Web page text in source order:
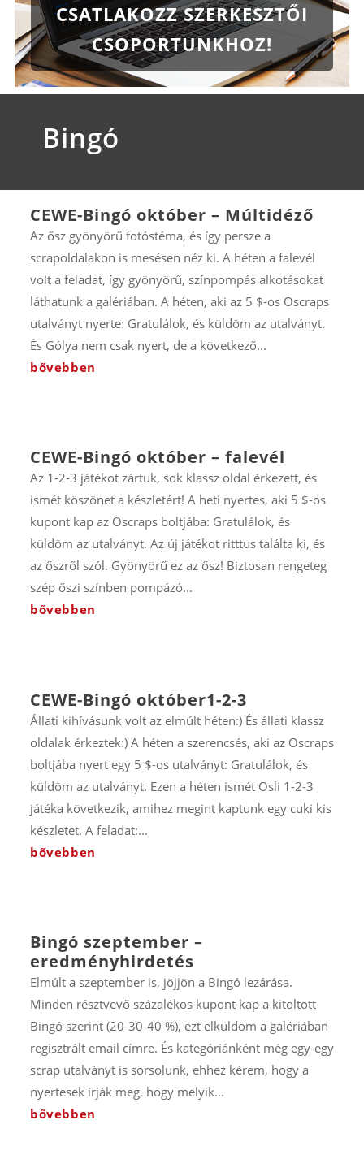
CSATLAKOZZ SZERKESZTŐI
CSOPORTUNKHOZ!
Bingó
CEWE-Bingó október – Múltidéző
Az ősz gyönyörű fotóstéma, és így persze a
scrapoldalakon is mesésen néz ki. A héten a falevél
volt a feladat, így gyönyörű, színpompás alkotásokat
láthatunk a galériában. A héten, aki az 5 $-os Oscraps
utalványt nyerte: Gratulálok, és küldöm az utalványt.
És Gólya nem csak nyert, de a következő...
bővebben
CEWE-Bingó október – falevél
Az 1-2-3 játékot zártuk, sok klassz oldal érkezett, és
ismét köszönet a készletért! A heti nyertes, aki 5 $-os
kupont kap az Oscraps boltjába: Gratulálok, és
küldöm az utalványt. Az új játékot ritttus találta ki, és
az őszről szól. Gyönyörű ez az ősz! Biztosan rengeteg
szép őszi színben pompázó...
bővebben
CEWE-Bingó október1-2-3
Állati kihívásunk volt az elmúlt héten:) És állati klassz
oldalak érkeztek:) A héten a szerencsés, aki az Oscraps
boltjába nyert egy 5 $-os utalványt: Gratulálok, és
küldöm az utalványt. Ezen a héten ismét Osli 1-2-3
játéka következik, amihez megint kaptunk egy cuki kis
készletet. A feladat:...
bővebben
Bingó szeptember –
eredményhirdetés
Elmúlt a szeptember is, jöjjön a Bingó lezárása.
Minden résztvevő százalékos kupont kap a kitöltött
Bingó szerint (20-30-40 %), ezt elküldöm a galériában
regisztrált email címre. És kategóriánként még egy-egy
scrap utalványt is sorsolunk, ehhez kérem, hogy a
nyertesek írják meg, hogy melyik...
bővebben